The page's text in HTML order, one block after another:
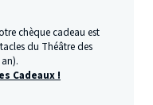
chèque cadeau est
du Théâtre des
Cadeaux !